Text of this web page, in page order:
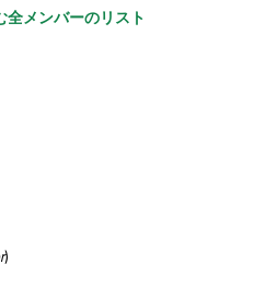
メンバーのリスト
)